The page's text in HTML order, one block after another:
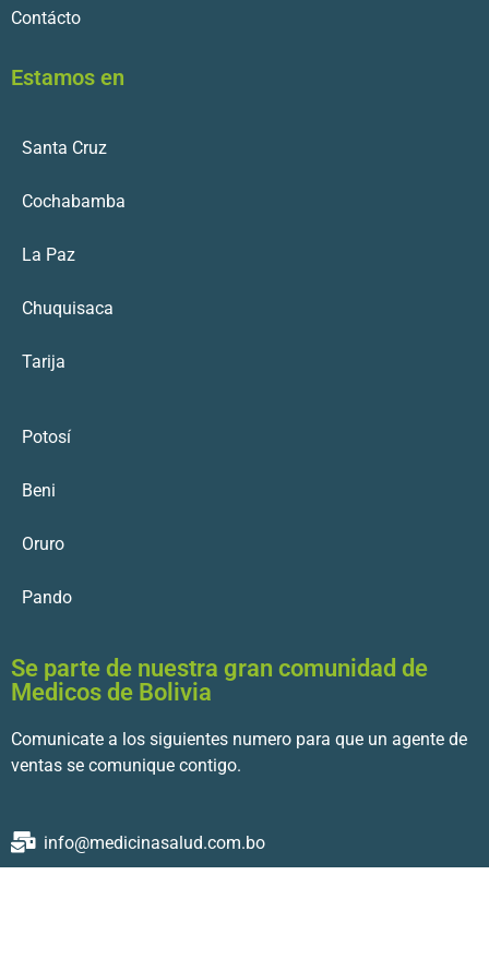
Contácto
Estamos en
Santa Cruz
Cochabamba
La Paz
Chuquisaca
Tarija
Potosí
Beni
Oruro
Pando
Se parte de nuestra gran comunidad de
Medicos de Bolivia
Comunicate a los siguientes numero para que un agente de
ventas se comunique contigo.
info@medicinasalud.com.bo